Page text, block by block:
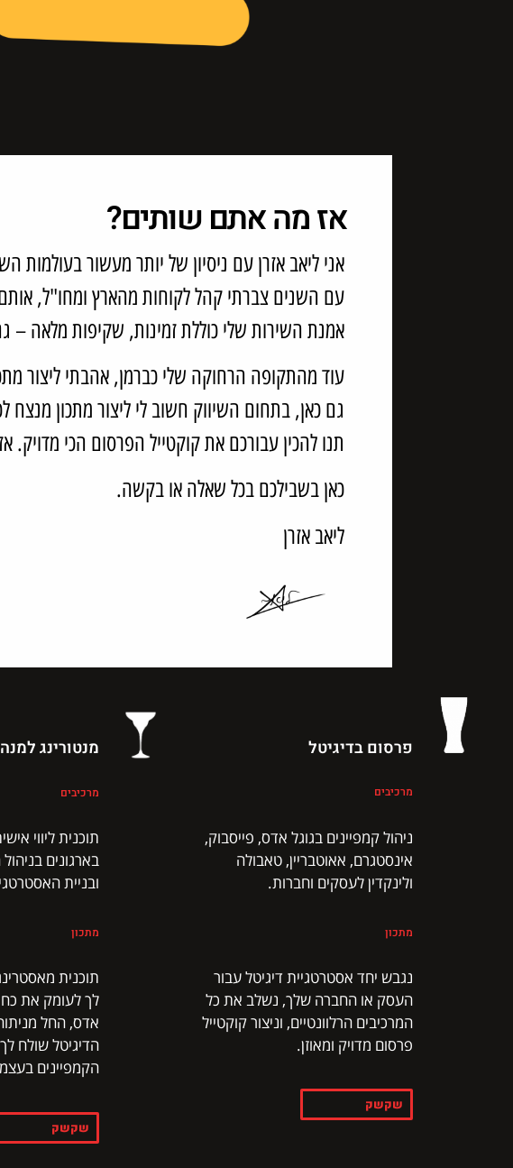
אז מה אתם שותים?
אני ליאב אזרן עם ניסיון של יותר מעשור בעולמות
עם השנים צברתי קהל לקוחות מהארץ ומחו"ל, אותם
אמנת השירות שלי כוללת זמינות, שקיפות מלאה
עוד מהתקופה הרחוקה שלי כברמן, אהבתי ליצור
גם כאן, בתחום השיווק חשוב לי ליצור מתכון
תנו להכין עבורכם את קוקטייל הפרסום הכי
כאן בשבילכם בכל שאלה או בקשה.
ליאב אזרן
פרסום בדיגיטל
מרכיבים
ניהול קמפיינים בגוגל אדס, פייסבוק,
אינסטגרם, אאוטבריין, טאבולה
ולינקדין לעסקים וחברות.
מתכון
נגבש יחד אסטרטגיית דיגיטל עבור
העסק או החברה שלך, נשלב את כל
המרכיבים הרלוונטיים, וניצור קוקטייל
פרסום מדויק ומאוזן.
שקשק
מנטורינג
מרכיבים
תוכנית ליווי
בארגונים
ובניית
מתכון
תוכנית
לך לעומק את כח
אדס, החל
הדיגיטל שולח
הקמפיינים
שקשק